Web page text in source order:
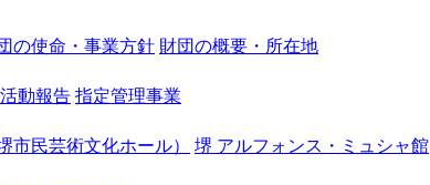
の使命・事業方針 財団の概要・所在地
活動報告 指定管理事業
市民芸術文化ホール） 堺 アルフォンス・ミュシャ館